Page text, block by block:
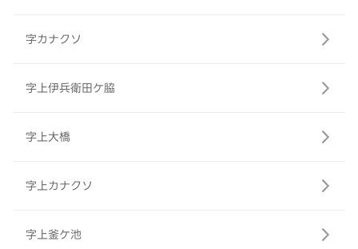
字カナクソ
字上伊兵衛田ケ脇
字上大橋
字上カナクソ
字上釜ケ池